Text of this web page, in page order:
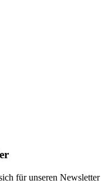
für unseren Newsletter